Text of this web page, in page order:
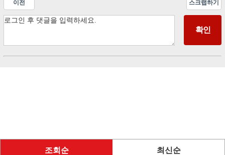
이전 스크랩하기
조회순 최신순